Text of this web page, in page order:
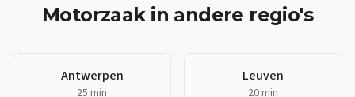
Motorzaakin andere regio's
Antwerpen
25 min
Leuven
20 min